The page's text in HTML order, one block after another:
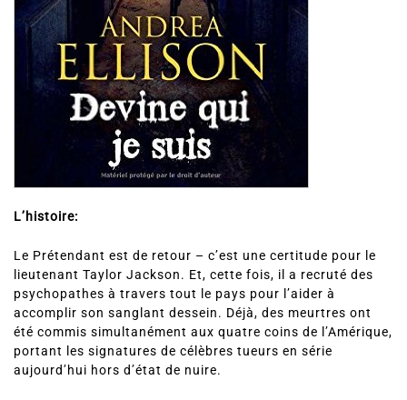
L’histoire:
Le Prétendant est de retour – c’est une certitude pour le
lieutenant Taylor Jackson. Et, cette fois, il a recruté des
psychopathes à travers tout le pays pour l’aider à
accomplir son sanglant dessein. Déjà, des meurtres ont
été commis simultanément aux quatre coins de l’Amérique,
portant les signatures de célèbres tueurs en série
aujourd’hui hors d’état de nuire.